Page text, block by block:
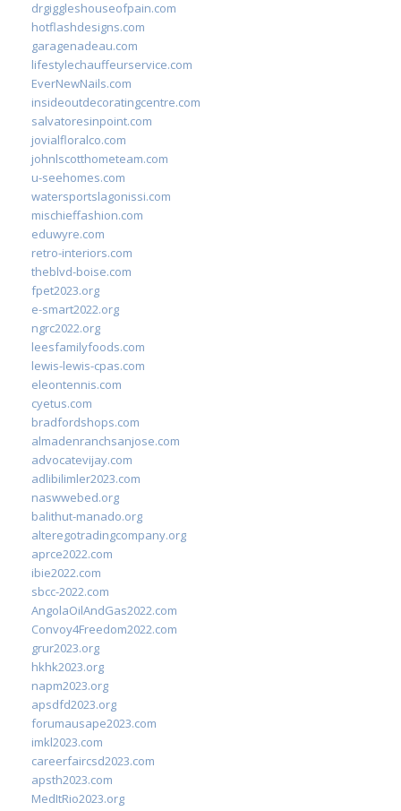
drgiggleshouseofpain.com
hotflashdesigns.com
garagenadeau.com
lifestylechauffeurservice.com
EverNewNails.com
insideoutdecoratingcentre.com
salvatoresinpoint.com
jovialfloralco.com
johnlscotthometeam.com
u-seehomes.com
watersportslagonissi.com
mischieffashion.com
eduwyre.com
retro-interiors.com
theblvd-boise.com
fpet2023.org
e-smart2022.org
ngrc2022.org
leesfamilyfoods.com
lewis-lewis-cpas.com
eleontennis.com
cyetus.com
bradfordshops.com
almadenranchsanjose.com
advocatevijay.com
adlibilimler2023.com
naswwebed.org
balithut-manado.org
alteregotradingcompany.org
aprce2022.com
ibie2022.com
sbcc-2022.com
AngolaOilAndGas2022.com
Convoy4Freedom2022.com
grur2023.org
hkhk2023.org
napm2023.org
apsdfd2023.org
forumausape2023.com
imkl2023.com
careerfaircsd2023.com
apsth2023.com
MedItRio2023.org